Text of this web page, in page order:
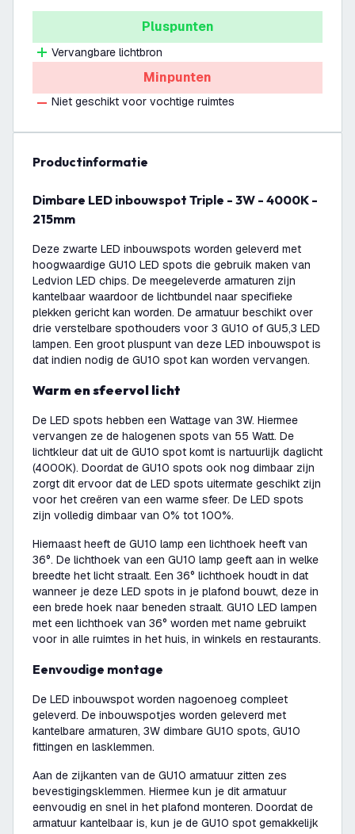
Pluspunten
Vervangbare lichtbron
Minpunten
Niet geschikt voor vochtige ruimtes
productinformatie
Dimbare LED inbouwspot Triple - 3W - 4000K -
215mm
Deze zwarte LED inbouwspots worden geleverd met
hoogwaardige GU10 LED spots die gebruik maken van
Ledvion LED chips. De meegeleverde armaturen zijn
kantelbaar waardoor de lichtbundel naar specifieke
plekken gericht kan worden. De armatuur beschikt over
drie verstelbare spothouders voor 3 GU10 of GU5,3 LED
lampen. Een groot pluspunt van deze LED inbouwspot is
dat indien nodig de GU10 spot kan worden vervangen.
Warm en sfeervol licht
De LED spots hebben een Wattage van 3W. Hiermee
vervangen ze de halogenen spots van 55 Watt. De
lichtkleur dat uit de GU10 spot komt is nartuurlijk daglicht
(4000K). Doordat de GU10 spots ook nog dimbaar zijn
zorgt dit ervoor dat de LED spots uitermate geschikt zijn
voor het creëren van een warme sfeer. De LED spots
zijn volledig dimbaar van 0% tot 100%.
Hiernaast heeft de GU10 lamp een lichthoek heeft van
36°. De lichthoek van een GU10 lamp geeft aan in welke
breedte het licht straalt. Een 36° lichthoek houdt in dat
wanneer je deze LED spots in je plafond bouwt, deze in
een brede hoek naar beneden straalt. GU10 LED lampen
met een lichthoek van 36° worden met name gebruikt
voor in alle ruimtes in het huis, in winkels en restaurants.
Eenvoudige montage
De LED inbouwspot worden nagoenoeg compleet
geleverd. De inbouwspotjes worden geleverd met
kantelbare armaturen, 3W dimbare GU10 spots, GU10
fittingen en lasklemmen.
Aan de zijkanten van de GU10 armatuur zitten zes
bevestigingsklemmen. Hiermee kun je dit armatuur
eenvoudig en snel in het plafond monteren. Doordat de
armatuur kantelbaar is, kun je de GU10 spot gemakkelijk